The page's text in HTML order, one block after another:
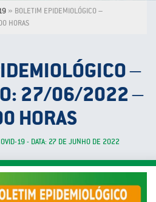
» BOLETIM EPIDEMIOLÓGICO –
HORAS
–
27/06/2022 –
HORAS
19 - DATA: 27 DE JUNHO DE 2022